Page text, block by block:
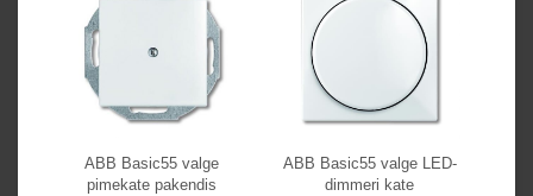
ABB Basic55 valge
pimekate pakendis
ABB Basic55 valge LED-
dimmeri kate